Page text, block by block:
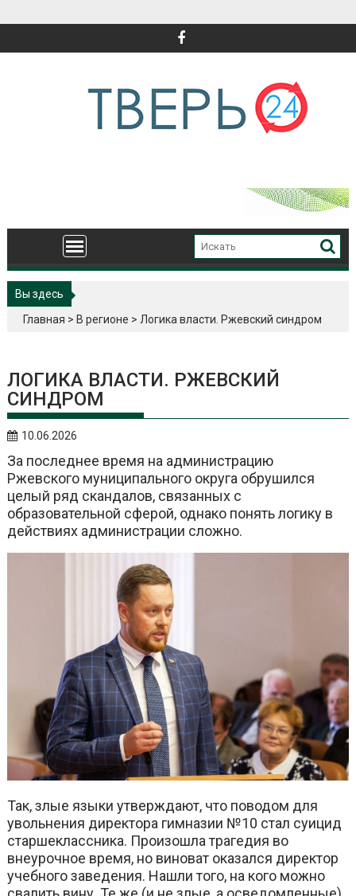
Вы здесь
Главная > В регионе > Логика власти. Ржевский синдром
ЛОГИКА ВЛАСТИ. РЖЕВСКИЙ
СИНДРОМ
10.06.2026
За последнее время на администрацию
Ржевского муниципального округа обрушился
целый ряд скандалов, связанных с
образовательной сферой, однако понять логику в
действиях администрации сложно.
Так, злые языки утверждают, что поводом для
увольнения директора гимназии №10 стал суицид
старшеклассника. Произошла трагедия во
внеурочное время, но виноват оказался директор
учебного заведения. Нашли того, на кого можно